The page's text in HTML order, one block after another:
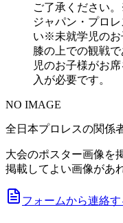
ご了承ください
ジャパン・プロ
い※未就学児のお
膝の上での観戦
児のお子様がお
入が必要です。
NO IMAGE
全日本プロレスの関係
大会のポスター画像を
掲載してよい画像があ
フォームから連絡す